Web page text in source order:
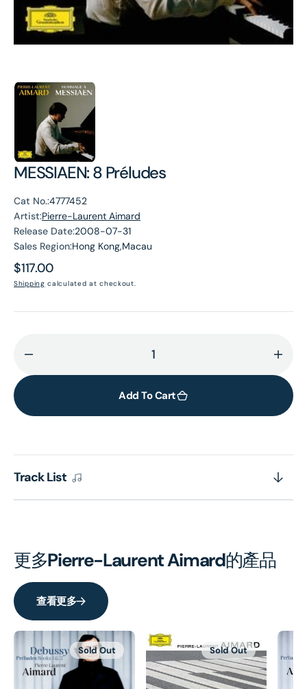
MESSIAEN: 8 Préludes
Cat No.:4777452
Artist:Pierre-Laurent Aimard
Release Date:2008-07-31
Sales Region:Hong Kong,Macau
Regular
price
$117.00
Shipping calculated at checkout.
quantity
MESSIAEN:
for
Add To Cart
Track List
更多Pierre-Laurent Aimard的產品
查看更多
Sold Out Sold Out